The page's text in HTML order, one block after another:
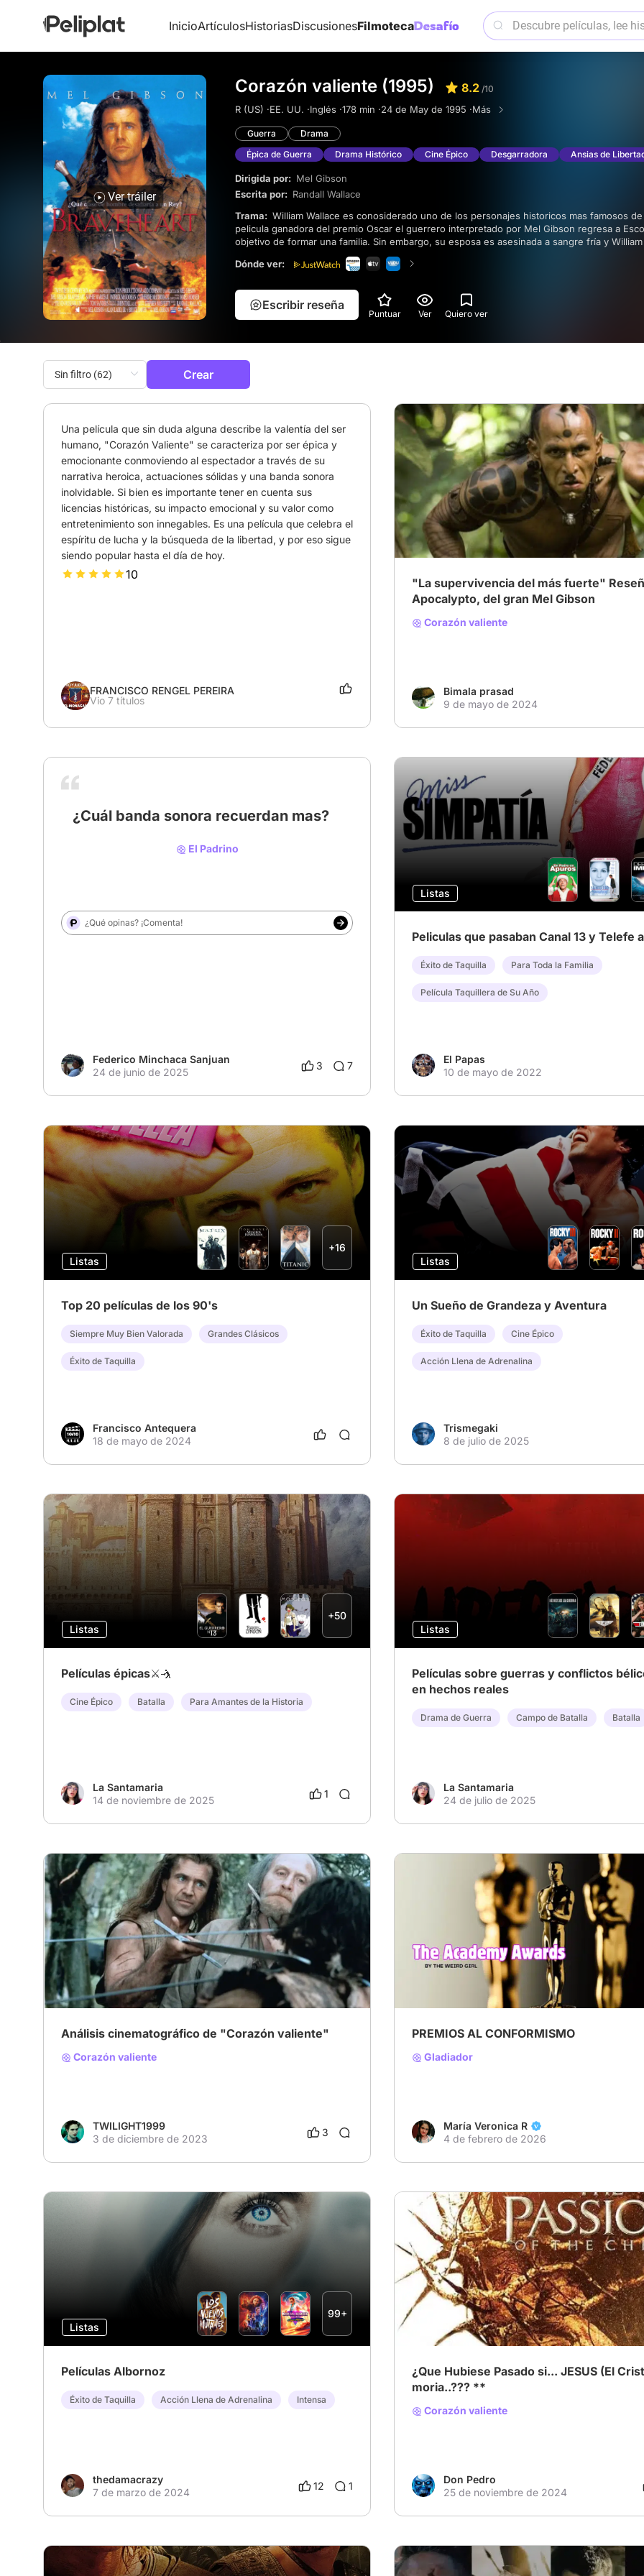
InicioArtículosHistoriasDiscusionesFilmoteca
Ver tráiler
Corazón valiente (1995) 8.2 /10
R (US) ·EE. UU. ·Inglés ·178 min ·24 de May de 1995 ·Más
Guerra
Drama
Épica de Guerra
Drama Histórico Cine Épico Desgarradora Ansias de
Dirigida por: Mel Gibson
Escrita por: Randall Wallace
Trama:
pelicula ganadora del premio Oscar el guerrero interpretado por Mel Gibson regresa a
objetivo de formar una familia. Sin embargo, su esposa es asesinada a sangre fría y
vengar su muerte, convirtiéndose en el mítico guerrero escocés que pudo haber torcido
historia.
Dónde ver:
Escribir reseña
Puntuar Ver Quiero ver
Crear
Una película que sin duda alguna describe la valentía del ser
humano, "Corazón Valiente" se caracteriza por ser épica y
emocionante conmoviendo al espectador a través de su
narrativa heroica, actuaciones sólidas y una banda sonora
inolvidable. Si bien es importante tener en cuenta sus
licencias históricas, su impacto emocional y su valor como
entretenimiento son innegables. Es una película que celebra el
espíritu de lucha y la búsqueda de la libertad, y por eso sigue
siendo popular hasta el día de hoy.
10
FRANCISCO RENGEL PEREIRA
Vio 7 títulos
# Temporada de acción # Acción # Aventura
"La supervivencia del más fuerte"
Apocalypto, del gran Mel Gibson
Corazón valiente
Bimala prasad
9 de mayo de 2024
¿Cuál banda sonora recuerdan mas?
El Padrino
¿Qué opinas? ¡Comenta!
Federico Minchaca Sanjuan
24 de junio de 2025
3 7
Listas
Peliculas que pasaban Canal 13 y Telefe
Éxito de Taquilla Para Toda la Familia
Película Taquillera de Su Año
El Papas
10 de mayo de 2022
Listas
+16
Top 20 películas de los 90's
Siempre Muy Bien Valorada Grandes Clásicos
Éxito de Taquilla
Francisco Antequera
18 de mayo de 2024
Listas
Un Sueño de Grandeza y Aventura
Éxito de Taquilla Cine Épico
Acción Llena de Adrenalina
Trismegaki
8 de julio de 2025
Listas
+50
Películas épicas⚔️🤺
Cine Épico Batalla Para Amantes de la Historia
La Santamaria
14 de noviembre de 2025
1
Listas
Películas sobre guerras y conflictos
en hechos reales
Drama de Guerra Campo de Batalla Batalla
La Santamaria
24 de julio de 2025
# Bélica # Drama # Biografía
Análisis cinematográfico de "Corazón valiente"
Corazón valiente
TWILIGHT1999
3 de diciembre de 2023
3
# Premios Oscar # temporada de premios
PREMIOS AL CONFORMISMO
Gladiador
María Veronica R
4 de febrero de 2026
Listas
99+
Películas Albornoz
Éxito de Taquilla Acción Llena de Adrenalina Intensa
thedamacrazy
7 de marzo de 2024
12 1
# Qué Hubiese Pasado Si el Personaje No
¿Que Hubiese Pasado si... JESUS (El
moria..??? **
Corazón valiente
Don Pedro
25 de noviembre de 2024